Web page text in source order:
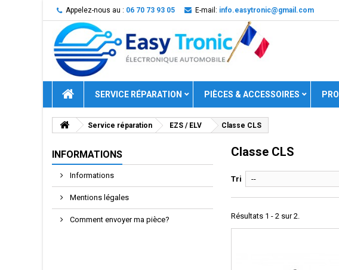
Appelez-nous au : 06 70 73 93 05 E-mail: info.easytronic@gmail.com
SERVICE RÉPARATION PIÈCES & ACCESSOIRES
Service réparation EZS / ELV Classe CLS
INFORMATIONS
Informations
Mentions légales
Comment envoyer ma pièce?
Classe CLS
Tri --
Résultats 1 - 2 sur 2.